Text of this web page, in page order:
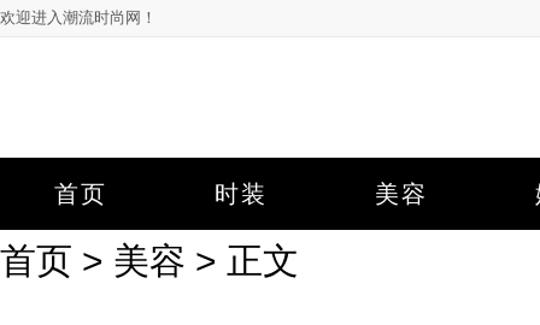
欢迎进入潮流时尚网！
首页 时装 美容
首页 > 美容 > 正文